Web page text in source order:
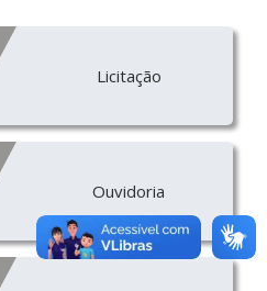
Licitação
Ouvidoria